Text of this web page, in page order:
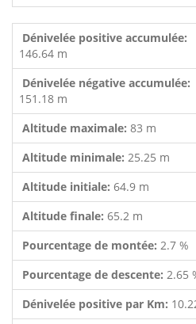
Dénivelée positive accumulée:
146.64 m
Dénivelée négative accumulée:
151.18 m
Altitude maximale: 83 m
Altitude minimale: 25.25 m
Altitude initiale: 64.9 m
Altitude finale: 65.2 m
Pourcentage de montée: 2.7 %
Pourcentage de descente: 2.65
Dénivelée positive par Km: